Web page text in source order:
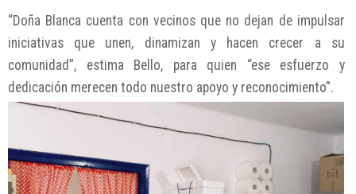
“Doña Blanca cuenta con vecinos que no dejan de impulsar
iniciativas que unen, dinamizan y hacen crecer a su
comunidad”, estima Bello, para quien “ese esfuerzo y
dedicación merecen todo nuestro apoyo y reconocimiento”.